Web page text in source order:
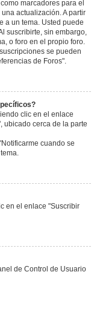
marcadores para el
actualización. A partir
a un tema. Usted puede
suscribirte, sin embargo,
o foro en el propio foro.
se pueden
de Foros".
clic en el enlace
ubicado cerca de la parte
cuando se
en el enlace "Suscribir
de Control de Usuario